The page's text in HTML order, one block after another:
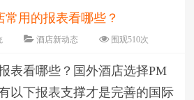
常用的报表看哪些？
酒店新动态 围观510次
小表看哪些？国外酒店选择PM
以下报表支撑才是完善的国际